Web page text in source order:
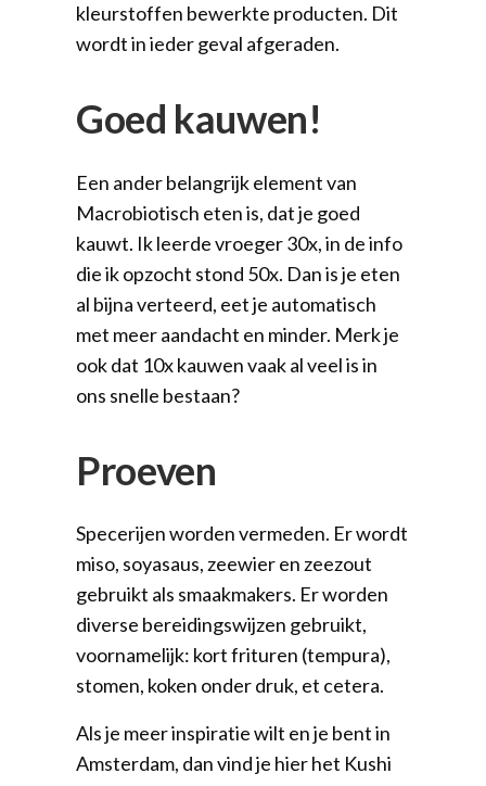
kleurstoffen bewerkte producten. Dit
wordt in ieder geval afgeraden.
Goed kauwen!
Een ander belangrijk element van
Macrobiotisch eten is, dat je goed
kauwt. Ik leerde vroeger 30x, in de info
die ik opzocht stond 50x. Dan is je eten
al bijna verteerd, eet je automatisch
met meer aandacht en minder. Merk je
ook dat 10x kauwen vaak al veel is in
ons snelle bestaan?
Proeven
Specerijen worden vermeden. Er wordt
miso, soyasaus, zeewier en zeezout
gebruikt als smaakmakers. Er worden
diverse bereidingswijzen gebruikt,
voornamelijk: kort frituren (tempura),
stomen, koken onder druk, et cetera.
Als je meer inspiratie wilt en je bent in
Amsterdam, dan vind je hier het Kushi